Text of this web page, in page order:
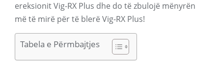
ereksionit Vig-RX Plus dhe do të zbulojë mënyrën
më të mirë për të blerë Vig-RX Plus!
Tabela e Përmbajtjes